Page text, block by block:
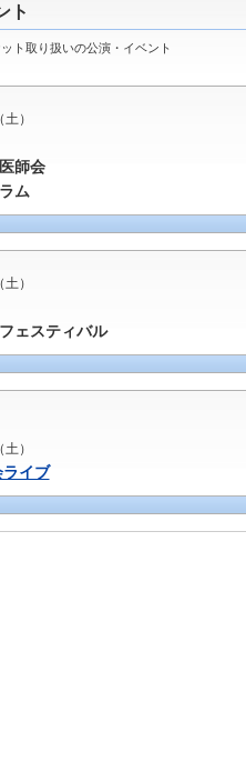
ト
ト取り扱いの公演・イベント
）
師会
ム
）
ェスティバル
）
イブ